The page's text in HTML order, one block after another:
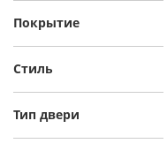
Покрытие
Стиль
Тип двери